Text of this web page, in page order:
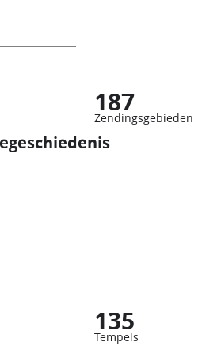
187
Zendingsgebieden
135
Tempels